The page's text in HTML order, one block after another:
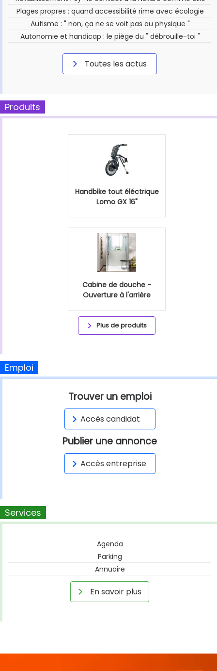
Plages propres : quand accessibilité rime avec écologie
Autisme : " non, ça ne se voit pas au physique "
Autonomie et handicap : le piège du " débrouille-toi "
Toutes les actus
Produits
Handbike tout éléctrique
Lomo GX 16"
Cabine de douche -
Ouverture à l'arrière
Plus de produits
Emploi
Trouver un emploi
Accès candidat
Publier une annonce
Accès entreprise
Services
Agenda
Parking
Annuaire
En savoir plus